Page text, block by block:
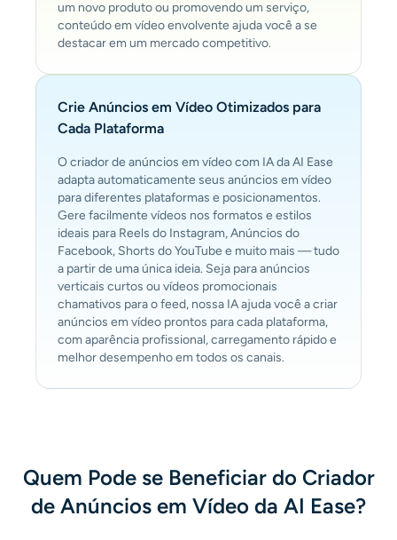
um novo produto ou promovendo um serviço,
conteúdo em vídeo envolvente ajuda você a se
destacar em um mercado competitivo.
Crie Anúncios em Vídeo Otimizados para
Cada Plataforma
O criador de anúncios em vídeo com IA da AI Ease
adapta automaticamente seus anúncios em vídeo
para diferentes plataformas e posicionamentos.
Gere facilmente vídeos nos formatos e estilos
ideais para Reels do Instagram, Anúncios do
Facebook, Shorts do YouTube e muito mais — tudo
a partir de uma única ideia. Seja para anúncios
verticais curtos ou vídeos promocionais
chamativos para o feed, nossa IA ajuda você a criar
anúncios em vídeo prontos para cada plataforma,
com aparência profissional, carregamento rápido e
melhor desempenho em todos os canais.
Quem Pode se Beneficiar do Criador
de Anúncios em Vídeo da AI Ease?